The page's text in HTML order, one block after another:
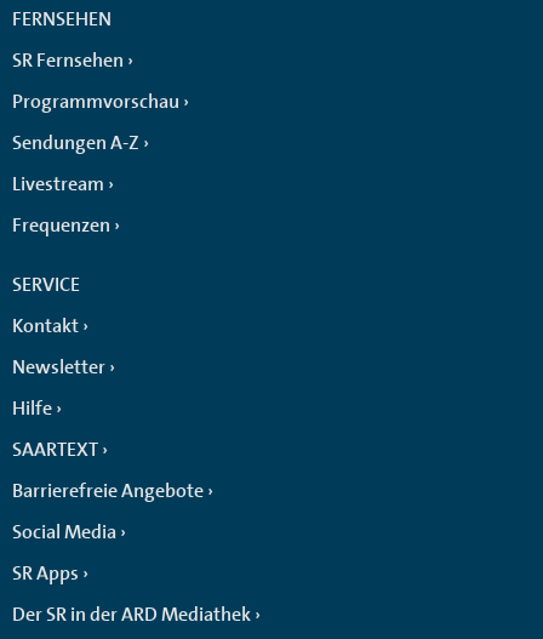
FERNSEHEN
SR Fernsehen
Programmvorschau
Sendungen A-Z
Livestream
Frequenzen
SERVICE
Kontakt
Newsletter
Hilfe
SAARTEXT
Barrierefreie Angebote
Social Media
SR Apps
Der SR in der ARD Mediathek